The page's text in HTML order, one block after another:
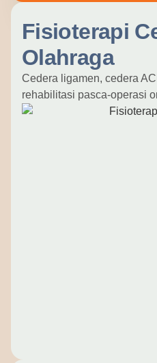
Fisioterapi
Olahraga
Cedera ligamen, cedera
rehabilitasi pasca-operasi